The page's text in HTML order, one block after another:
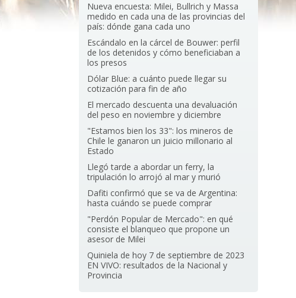
Nueva encuesta: Milei, Bullrich y Massa
medido en cada una de las provincias del
país: dónde gana cada uno
Escándalo en la cárcel de Bouwer: perfil
de los detenidos y cómo beneficiaban a
los presos
Dólar Blue: a cuánto puede llegar su
cotización para fin de año
El mercado descuenta una devaluación
del peso en noviembre y diciembre
"Estamos bien los 33": los mineros de
Chile le ganaron un juicio millonario al
Estado
Llegó tarde a abordar un ferry, la
tripulación lo arrojó al mar y murió
Dafiti confirmó que se va de Argentina:
hasta cuándo se puede comprar
"Perdón Popular de Mercado": en qué
consiste el blanqueo que propone un
asesor de Milei
Quiniela de hoy 7 de septiembre de 2023
EN VIVO: resultados de la Nacional y
Provincia